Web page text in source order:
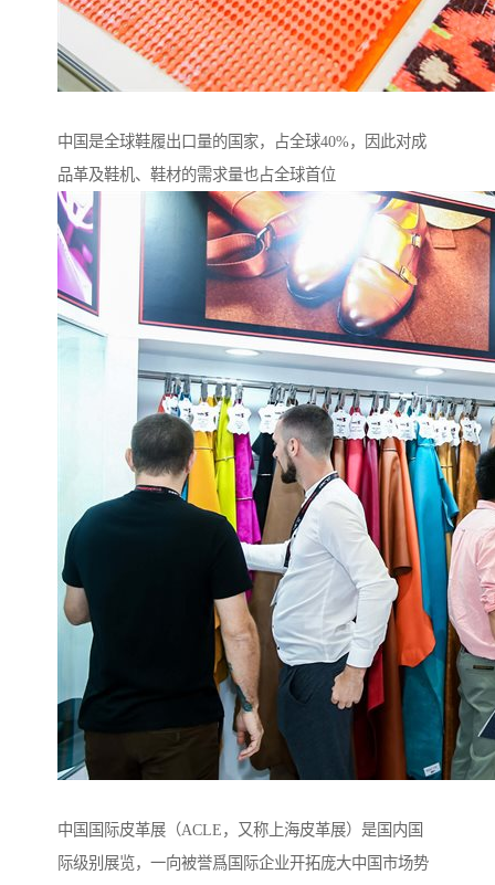
中国是全球鞋履出口量的国家，占全球40%，因此对成
品革及鞋机、鞋材的需求量也占全球首位
中国国际皮革展（ACLE，又称上海皮革展）是国内国
际级别展览，一向被誉爲国际企业开拓庞大中国市场势